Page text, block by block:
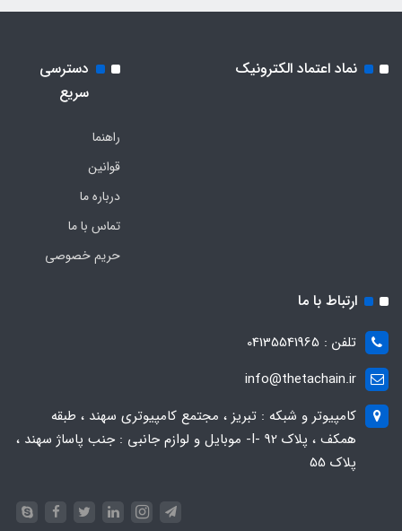
نماد اعتماد الکترونیک
دسترسی
سریع
راهنما
قوانین
درباره ما
تماس با ما
حریم خصوصی
ارتباط با ما
تلفن : 04135541965
info@thetachain.ir
کامپیوتر و شبکه : تبریز ، مجتمع کامپیوتری سهند ، طبقه
همکف ، پلاک 92 -I- موبایل و لوازم جانبی : جنب پاساژ سهند ،
پلاک 55